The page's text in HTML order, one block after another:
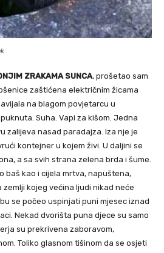
ZRAKAMA SUNCA, prošetao sam
zaštićena električnim žicama
na blagom povjetarcu u
Suha. Vapi za kišom. Jedna
zalijeva nasad paradajza. Iza nje je
kontejner u kojem živi. U daljini se
a sa svih strana zelena brda i šume.
baš kao i cijela mrtva, napuštena,
kojeg većina ljudi nikad neće
se počeo uspinjati puni mjesec iznad
Nekad dvorišta puna djece su samo
su prekrivena zaboravom,
Toliko glasnom tišinom da se osjeti